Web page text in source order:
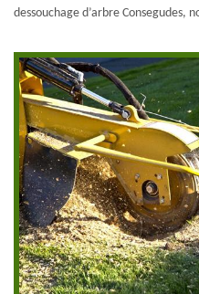
dessouchage d’arbre Consegudes,